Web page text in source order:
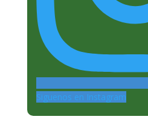
Siguenos en Instagram